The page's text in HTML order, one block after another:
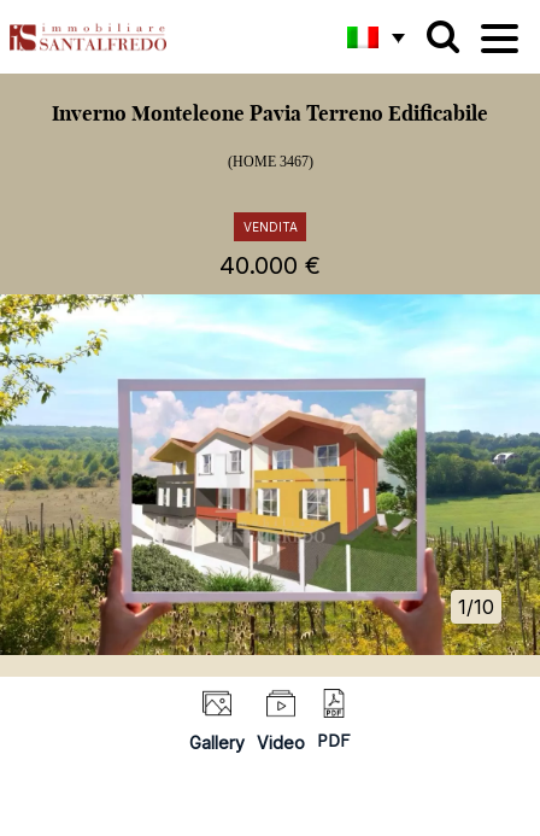
Inverno Monteleone Pavia Terreno Edificabile
(HOME 3467)
VENDITA
40.000 €
1/10
Gallery Video PDF